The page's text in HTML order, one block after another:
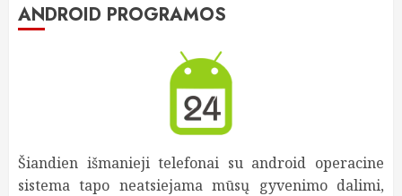
ANDROID PROGRAMOS
Šiandien išmanieji telefonai su android operacine
sistema tapo neatsiejama mūsų gyvenimo dalimi,